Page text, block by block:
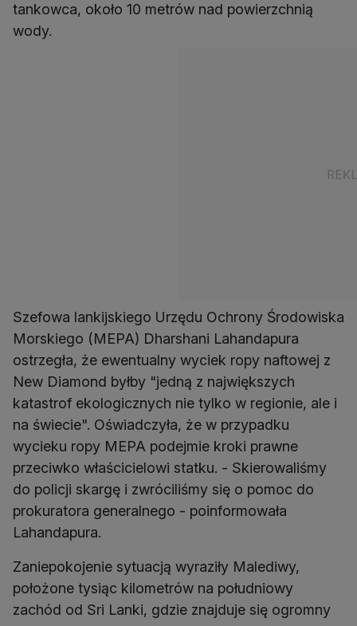
tankowca, około 10 metrów nad powierzchnią
wody.
Szefowa lankijskiego Urzędu Ochrony Środowiska
Morskiego (MEPA) Dharshani Lahandapura
ostrzegła, że ewentualny wyciek ropy naftowej z
New Diamond byłby "jedną z największych
katastrof ekologicznych nie tylko w regionie, ale i
na świecie". Oświadczyła, że w przypadku
wycieku ropy MEPA podejmie kroki prawne
przeciwko właścicielowi statku. - Skierowaliśmy
do policji skargę i zwróciliśmy się o pomoc do
prokuratora generalnego - poinformowała
Lahandapura.
Zaniepokojenie sytuacją wyraziły Malediwy,
położone tysiąc kilometrów na południowy
zachód od Sri Lanki, gdzie znajduje się ogromny